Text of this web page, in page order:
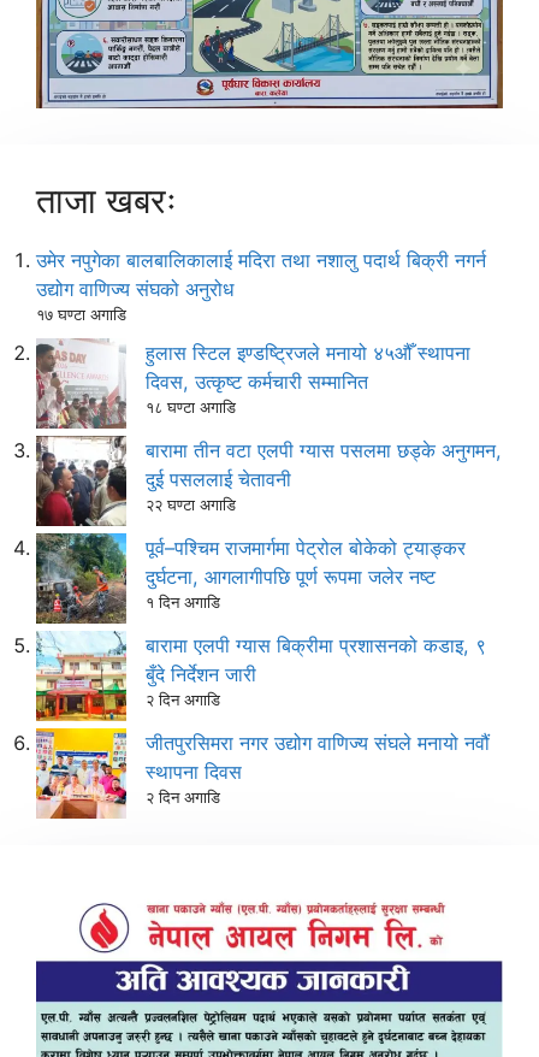
ताजा खबरः
उमेर नपुगेका बालबालिकालाई मदिरा तथा नशालु पदार्थ बिक्री नगर्न
उद्योग वाणिज्य संघको अनुरोध
१७ घण्टा अगाडि
हुलास स्टिल इण्डष्ट्रिजले मनायो ४५औँ स्थापना
दिवस, उत्कृष्ट कर्मचारी सम्मानित
१८ घण्टा अगाडि
बारामा तीन वटा एलपी ग्यास पसलमा छड्के अनुगमन,
दुई पसललाई चेतावनी
२२ घण्टा अगाडि
पूर्व–पश्चिम राजमार्गमा पेट्रोल बोकेको ट्याङ्कर
दुर्घटना, आगलागीपछि पूर्ण रूपमा जलेर नष्ट
१ दिन अगाडि
बारामा एलपी ग्यास बिक्रीमा प्रशासनको कडाइ, ९
बुँदे निर्देशन जारी
२ दिन अगाडि
जीतपुरसिमरा नगर उद्योग वाणिज्य संघले मनायो नवौं
स्थापना दिवस
२ दिन अगाडि